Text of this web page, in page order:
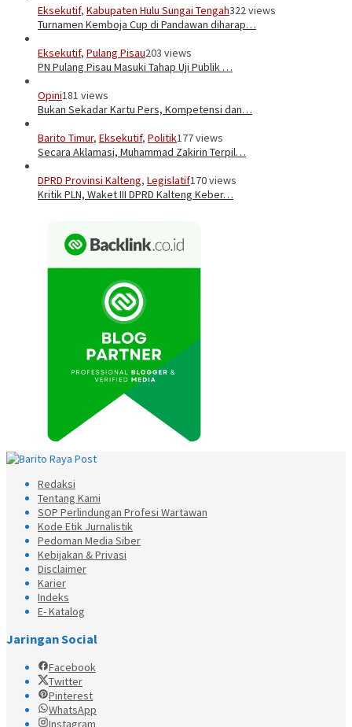
Eksekutif, Kabupaten Hulu Sungai Tengah322 views
Turnamen Kemboja Cup di Pandawan diharap…
Eksekutif, Pulang Pisau203 views
PN Pulang Pisau Masuki Tahap Uji Publik …
Opini181 views
Bukan Sekadar Kartu Pers, Kompetensi dan…
Barito Timur, Eksekutif, Politik177 views
Secara Aklamasi, Muhammad Zakirin Terpil…
DPRD Provinsi Kalteng, Legislatif170 views
Kritik PLN, Waket III DPRD Kalteng Keber…
Redaksi
Tentang Kami
SOP Perlindungan Profesi Wartawan
Kode Etik Jurnalistik
Pedoman Media Siber
Kebijakan & Privasi
Disclaimer
Karier
Indeks
E- Katalog
Jaringan Social
Facebook
Twitter
Pinterest
WhatsApp
Instagram